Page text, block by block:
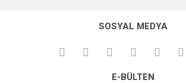
kullanarak tarafımıza iletebilirsiniz.
Görüş ve önerileriniz için teşekkür ederiz.
Ürün açıklamasında eksik bilgiler bulunuyor.
SOSYAL MEDYA
E-BÜLTEN